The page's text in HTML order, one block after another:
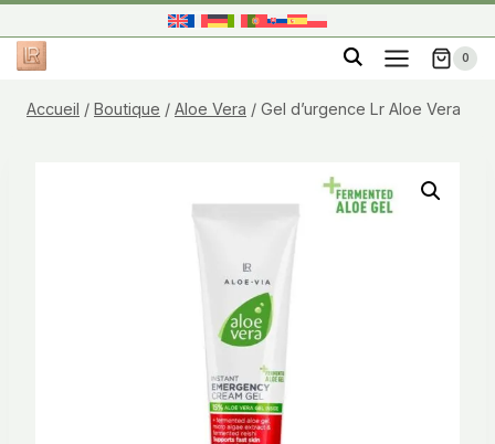
au
contenu
0
Accueil / Boutique / Aloe Vera / Gel d’urgence Lr Aloe Vera